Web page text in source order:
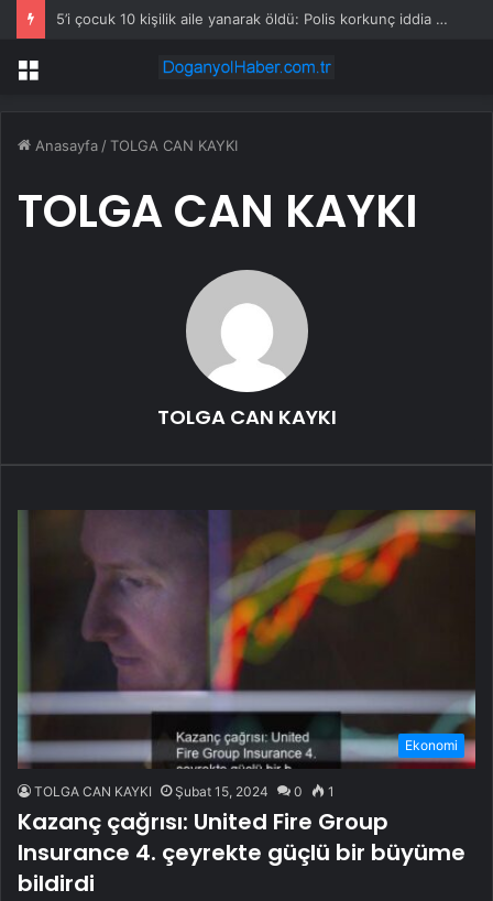
5’i çocuk 10 kişilik aile yanarak öldü: Polis korkunç iddia üzerine soruşturma başlattı
Menü
Anasayfa /TOLGA CAN KAYKI
TOLGA CAN KAYKI
TOLGA CAN KAYKI
Ekonomi
TOLGA CAN KAYKI Şubat 15, 2024 0 1
Kazanç çağrısı: United Fire Group
Insurance 4. çeyrekte güçlü bir büyüme
bildirdi